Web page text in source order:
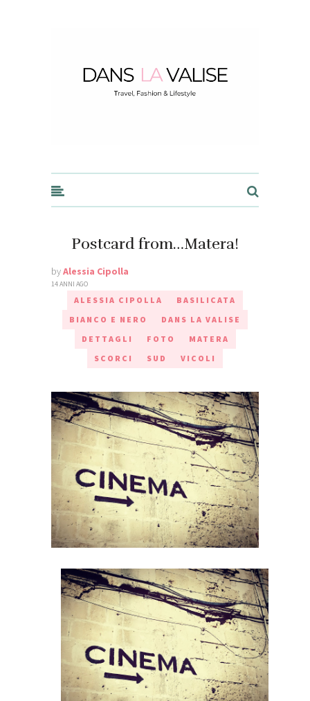
Postcard from…Matera!
byAlessia Cipolla
14 ANNI AGO
ALESSIA CIPOLLA
BASILICATA
BIANCO E NERO
DANS LA VALISE
DETTAGLI
FOTO
MATERA
SCORCI
SUD VICOLI